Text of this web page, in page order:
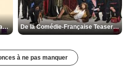
Les Matins merveilleux Bande-annonce VF De la Comédie-Française Teaser VF
à ne pas manquer